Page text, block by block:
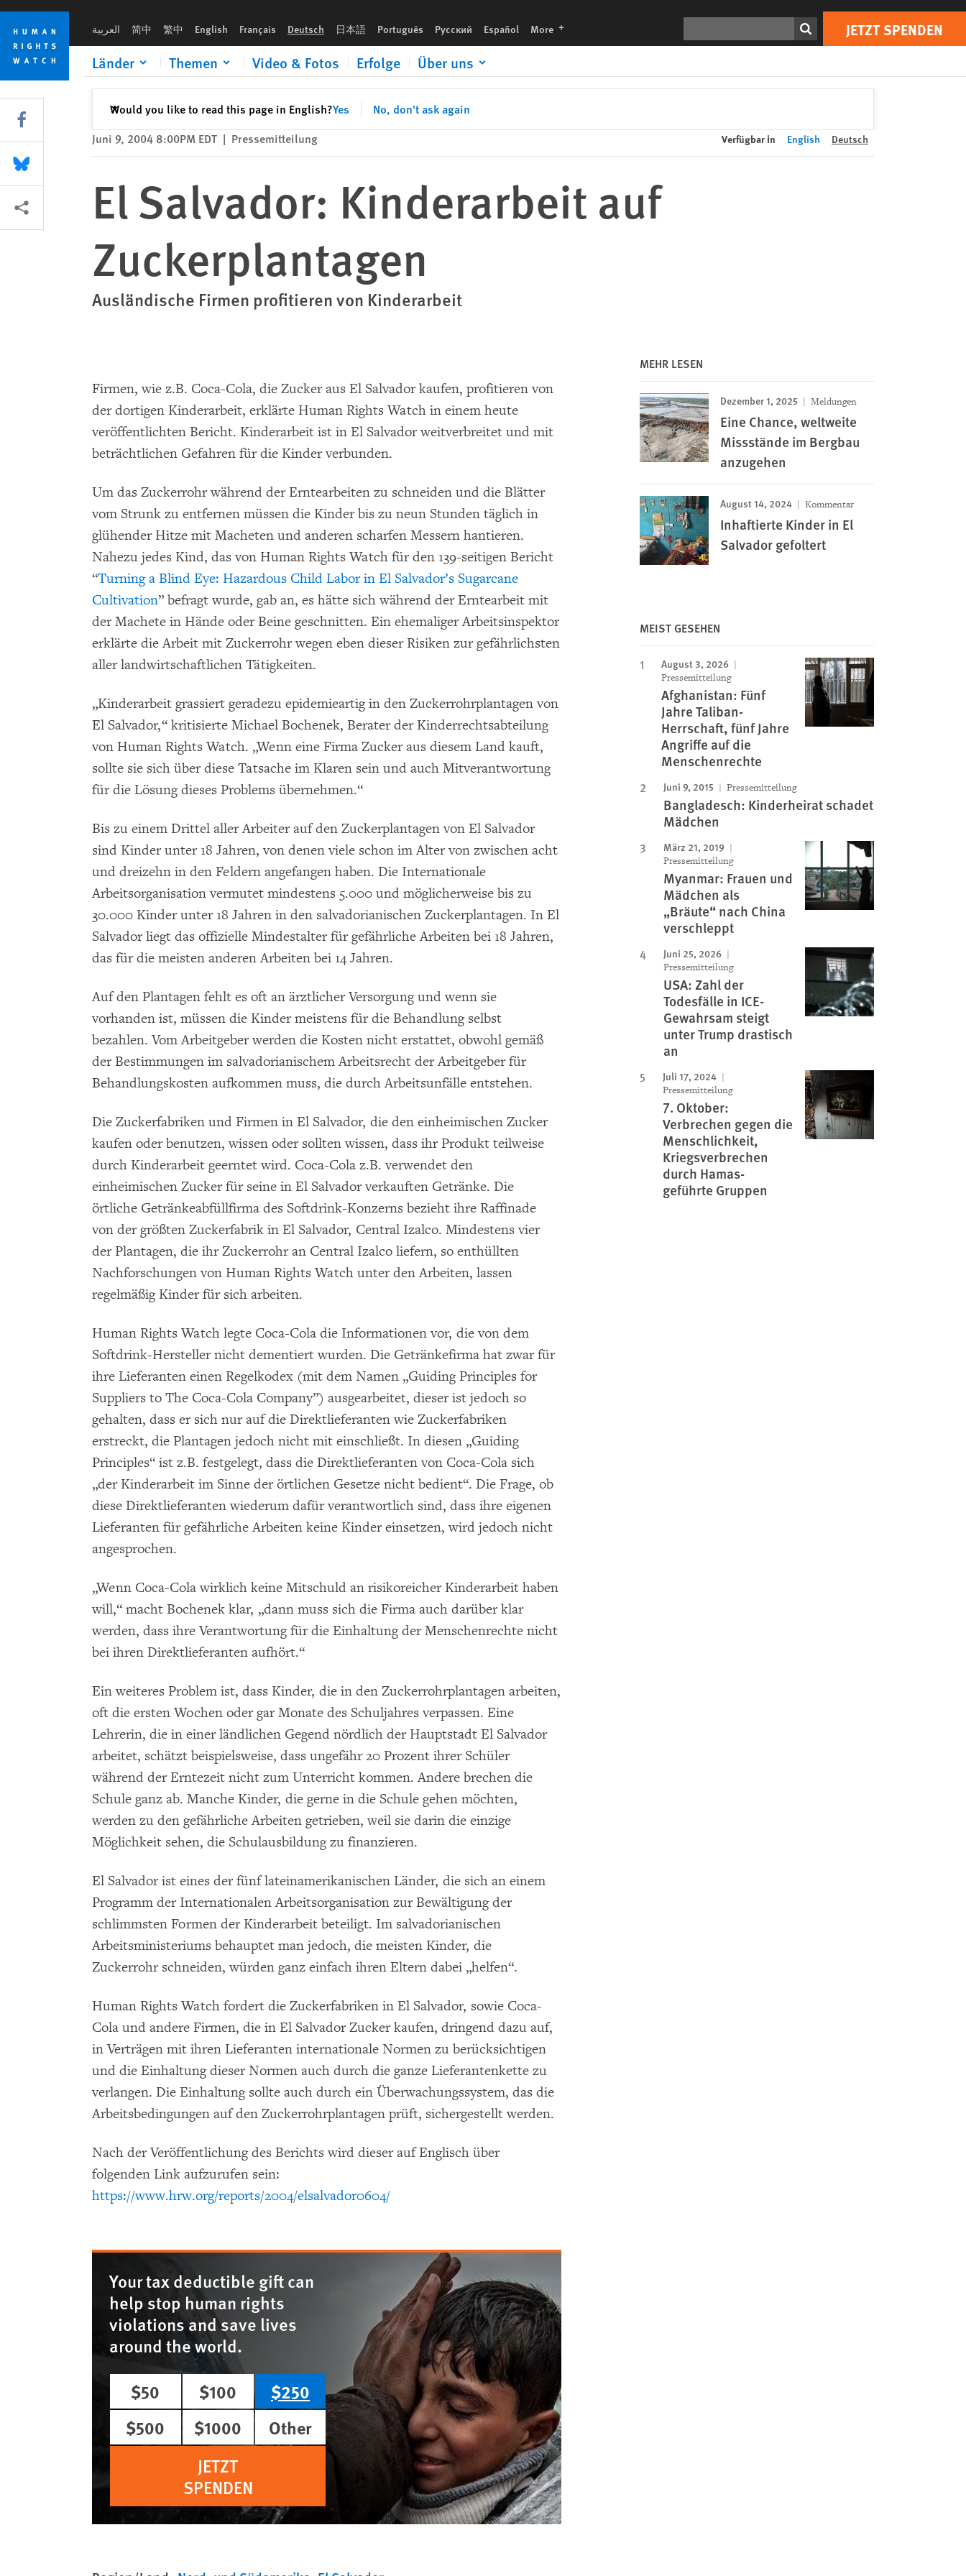
Skip
cookie
privacy
notice
Skip
main
content
العربية 简中 繁中 English Français Deutsch 日本語 Português Русский Español More languages JETZT SPENDEN
Länder Themen Video & Fotos Erfolge Über uns
Would you like to read this page in English?Yes No, don't ask again
✕Schließen
Print JETZT SPENDEN
Juni 9, 2004 8:00PM EDT | Pressemitteilung Verfügbar in English Deutsch
El Salvador: Kinderarbeit auf
Zuckerplantagen
Ausländische Firmen profitieren von Kinderarbeit
Firmen, wie z.B. Coca-Cola, die Zucker aus El Salvador kaufen, profitieren von
der dortigen Kinderarbeit, erklärte Human Rights Watch in einem heute
veröffentlichten Bericht. Kinderarbeit ist in El Salvador weitverbreitet und mit
beträchtlichen Gefahren für die Kinder verbunden.
Um das Zuckerrohr während der Erntearbeiten zu schneiden und die Blätter
vom Strunk zu entfernen müssen die Kinder bis zu neun Stunden täglich in
glühender Hitze mit Macheten und anderen scharfen Messern hantieren.
Nahezu jedes Kind, das von Human Rights Watch für den 139-seitigen Bericht
“Turning a Blind Eye: Hazardous Child Labor in El Salvador’s Sugarcane
Cultivation” befragt wurde, gab an, es hätte sich während der Erntearbeit mit
der Machete in Hände oder Beine geschnitten. Ein ehemaliger Arbeitsinspektor
erklärte die Arbeit mit Zuckerrohr wegen eben dieser Risiken zur gefährlichsten
aller landwirtschaftlichen Tätigkeiten.
„Kinderarbeit grassiert geradezu epidemieartig in den Zuckerrohrplantagen von
El Salvador,“ kritisierte Michael Bochenek, Berater der Kinderrechtsabteilung
von Human Rights Watch. „Wenn eine Firma Zucker aus diesem Land kauft,
sollte sie sich über diese Tatsache im Klaren sein und auch Mitverantwortung
für die Lösung dieses Problems übernehmen.“
Bis zu einem Drittel aller Arbeiter auf den Zuckerplantagen von El Salvador
sind Kinder unter 18 Jahren, von denen viele schon im Alter von zwischen acht
und dreizehn in den Feldern angefangen haben. Die Internationale
Arbeitsorganisation vermutet mindestens 5.000 und möglicherweise bis zu
30.000 Kinder unter 18 Jahren in den salvadorianischen Zuckerplantagen. In El
Salvador liegt das offizielle Mindestalter für gefährliche Arbeiten bei 18 Jahren,
das für die meisten anderen Arbeiten bei 14 Jahren.
Auf den Plantagen fehlt es oft an ärztlicher Versorgung und wenn sie
vorhanden ist, müssen die Kinder meistens für die Behandlung selbst
bezahlen. Vom Arbeitgeber werden die Kosten nicht erstattet, obwohl gemäß
der Bestimmungen im salvadorianischem Arbeitsrecht der Arbeitgeber für
Behandlungskosten aufkommen muss, die durch Arbeitsunfälle entstehen.
Die Zuckerfabriken und Firmen in El Salvador, die den einheimischen Zucker
kaufen oder benutzen, wissen oder sollten wissen, dass ihr Produkt teilweise
durch Kinderarbeit geerntet wird. Coca-Cola z.B. verwendet den
einheimischen Zucker für seine in El Salvador verkauften Getränke. Die
örtliche Getränkeabfüllfirma des Softdrink-Konzerns bezieht ihre Raffinade
von der größten Zuckerfabrik in El Salvador, Central Izalco. Mindestens vier
der Plantagen, die ihr Zuckerrohr an Central Izalco liefern, so enthüllten
Nachforschungen von Human Rights Watch unter den Arbeiten, lassen
regelmäßig Kinder für sich arbeiten.
Human Rights Watch legte Coca-Cola die Informationen vor, die von dem
Softdrink-Hersteller nicht dementiert wurden. Die Getränkefirma hat zwar für
ihre Lieferanten einen Regelkodex (mit dem Namen „Guiding Principles for
Suppliers to The Coca-Cola Company”) ausgearbeitet, dieser ist jedoch so
gehalten, dass er sich nur auf die Direktlieferanten wie Zuckerfabriken
erstreckt, die Plantagen jedoch nicht mit einschließt. In diesen „Guiding
Principles“ ist z.B. festgelegt, dass die Direktlieferanten von Coca-Cola sich
„der Kinderarbeit im Sinne der örtlichen Gesetze nicht bedient“. Die Frage, ob
diese Direktlieferanten wiederum dafür verantwortlich sind, dass ihre eigenen
Lieferanten für gefährliche Arbeiten keine Kinder einsetzen, wird jedoch nicht
angesprochen.
„Wenn Coca-Cola wirklich keine Mitschuld an risikoreicher Kinderarbeit haben
will,“ macht Bochenek klar, „dann muss sich die Firma auch darüber klar
werden, dass ihre Verantwortung für die Einhaltung der Menschenrechte nicht
bei ihren Direktlieferanten aufhört.“
Ein weiteres Problem ist, dass Kinder, die in den Zuckerrohrplantagen arbeiten,
oft die ersten Wochen oder gar Monate des Schuljahres verpassen. Eine
Lehrerin, die in einer ländlichen Gegend nördlich der Hauptstadt El Salvador
arbeitet, schätzt beispielsweise, dass ungefähr 20 Prozent ihrer Schüler
während der Erntezeit nicht zum Unterricht kommen. Andere brechen die
Schule ganz ab. Manche Kinder, die gerne in die Schule gehen möchten,
werden zu den gefährliche Arbeiten getrieben, weil sie darin die einzige
Möglichkeit sehen, die Schulausbildung zu finanzieren.
El Salvador ist eines der fünf lateinamerikanischen Länder, die sich an einem
Programm der Internationalen Arbeitsorganisation zur Bewältigung der
schlimmsten Formen der Kinderarbeit beteiligt. Im salvadorianischen
Arbeitsministeriums behauptet man jedoch, die meisten Kinder, die
Zuckerrohr schneiden, würden ganz einfach ihren Eltern dabei „helfen“.
Human Rights Watch fordert die Zuckerfabriken in El Salvador, sowie Coca-
Cola und andere Firmen, die in El Salvador Zucker kaufen, dringend dazu auf,
in Verträgen mit ihren Lieferanten internationale Normen zu berücksichtigen
und die Einhaltung dieser Normen auch durch die ganze Lieferantenkette zu
verlangen. Die Einhaltung sollte auch durch ein Überwachungssystem, das die
Arbeitsbedingungen auf den Zuckerrohrplantagen prüft, sichergestellt werden.
Nach der Veröffentlichung des Berichts wird dieser auf Englisch über
folgenden Link aufzurufen sein:
https://www.hrw.org/reports/2004/elsalvador0604/
Your tax deductible gift can
help stop human rights
violations and save lives
around the world.
$50
$100
$250
$500
$1000
Other
JETZT
SPENDEN
MEHR LESEN
Dezember 1, 2025 Meldungen
Eine Chance, weltweite
Missstände im Bergbau
anzugehen
August 14, 2024 Kommentar
Inhaftierte Kinder in El
Salvador gefoltert
MEIST GESEHEN
August 3, 2026
Pressemitteilung
Afghanistan: Fünf
Jahre Taliban-
Herrschaft, fünf Jahre
Angriffe auf die
Menschenrechte
Juni 9, 2015 Pressemitteilung
Bangladesch: Kinderheirat schadet
Mädchen
März 21, 2019
Pressemitteilung
Myanmar: Frauen und
Mädchen als
„Bräute“ nach China
verschleppt
Juni 25, 2026
Pressemitteilung
USA: Zahl der
Todesfälle in ICE-
Gewahrsam steigt
unter Trump drastisch
an
Juli 17, 2024
Pressemitteilung
7. Oktober:
Verbrechen gegen die
Menschlichkeit,
Kriegsverbrechen
durch Hamas-
geführte Gruppen
Share this via Facebook
Share this via Bluesky
More sharing options